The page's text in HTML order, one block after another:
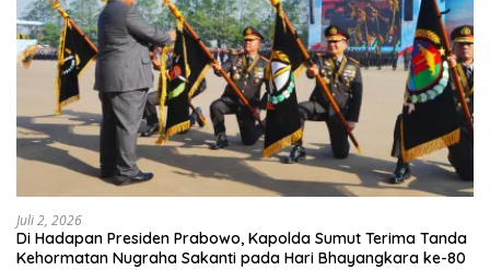
Juli 2, 2026
Di Hadapan Presiden Prabowo, Kapolda Sumut Terima Tanda
Kehormatan Nugraha Sakanti pada Hari Bhayangkara ke-80